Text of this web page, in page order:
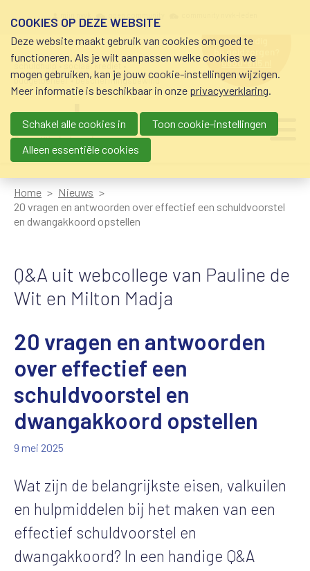
schuldhulp • sociaal krediet •
budgetbeheer • beschermingsbewind
hulp nodig
bij geldzorgen?
0800-8115.nl
Main navigation
Home
Nieuws
20 vragen en antwoorden over effectief een schuldvoorstel
en dwangakkoord opstellen
Q&A uit webcollege van Pauline de
Wit en Milton Madja
20 vragen en antwoorden
over effectief een
schuldvoorstel en
dwangakkoord opstellen
9 mei 2025
Wat zijn de belangrijkste eisen, valkuilen
en hulpmiddelen bij het maken van een
effectief schuldvoorstel en
dwangakkoord? In een handige Q&A
COOKIES OP DEZE WEBSITE
Deze website maakt gebruik van cookies om goed te
functioneren. Als je wilt aanpassen welke cookies we
mogen gebruiken, kan je jouw cookie-instellingen wijzigen.
Meer informatie is beschikbaar in onze privacyverklaring.
Schakel alle cookies in
Toon cookie-instellingen
Alleen essentiële cookies